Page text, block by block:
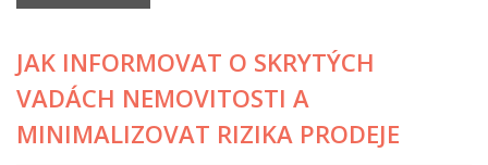
JAK INFORMOVAT O SKRYTÝCH
VADÁCH NEMOVITOSTI A
MINIMALIZOVAT RIZIKA PRODEJE